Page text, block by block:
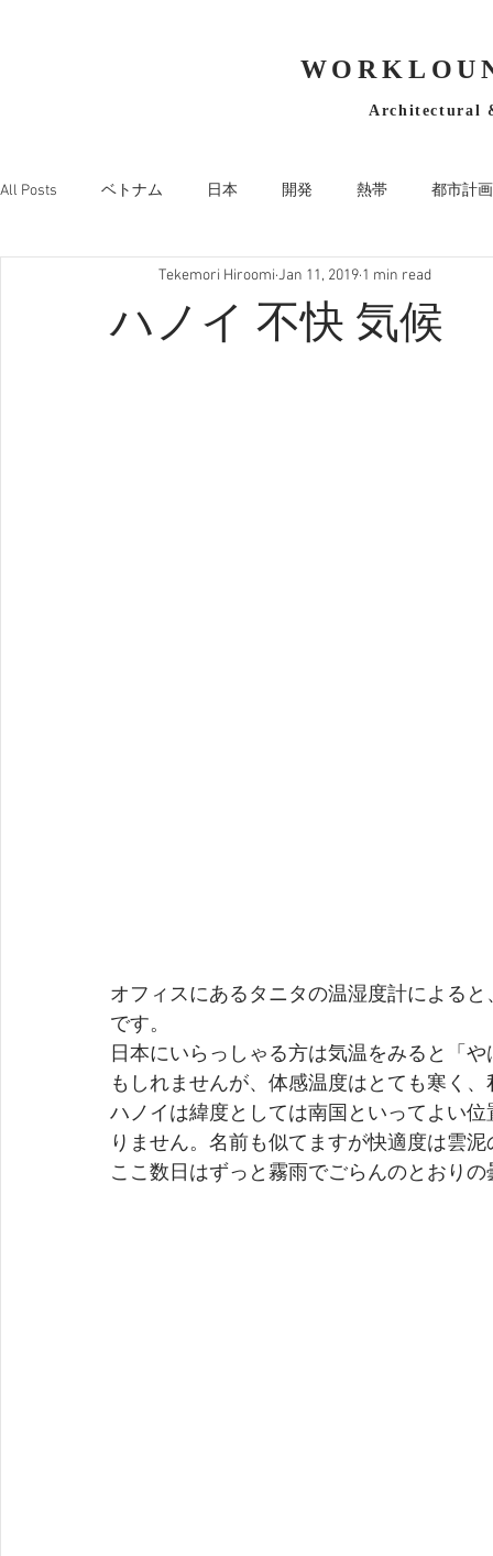
Architectural
All Posts ベトナム 日本 開発 熱帯 都市計画
ハノイ 不快 気候
Tekemori Hiroomi Jan 11, 2019 1 min read
オフィスにあるタニタの温湿度計による
です。
日本にいらっしゃる方は気温をみると「
もしれませんが、体感温度はとても寒く
ハノイは緯度としては南国といってよい
りません。名前も似てますが快適度は雲
ここ数日はずっと霧雨でごらんのとおりの